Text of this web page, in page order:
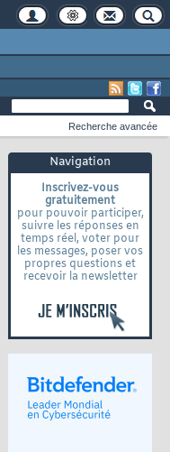
Navigation
Inscrivez-vous
gratuitement
pour pouvoir participer,
suivre les réponses en
temps réel, voter pour
les messages, poser vos
propres questions et
recevoir la newsletter
Recherche avancée